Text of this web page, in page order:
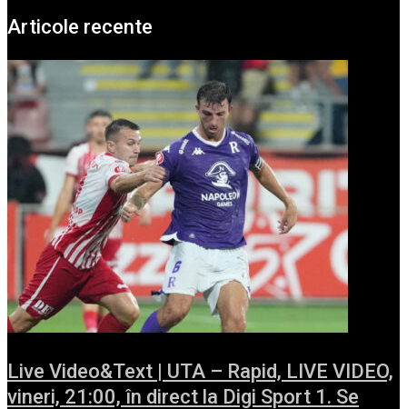
Articole recente
Live Video&Text | UTA – Rapid, LIVE VIDEO,
vineri, 21:00, în direct la Digi Sport 1. Se